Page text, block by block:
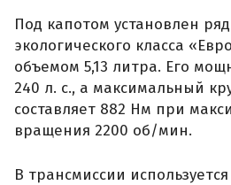
Под капотом установлен
экологического класса
объемом 5,13 литра. Его
240 л. с., а максимальный
составляет 882 Нм при
вращения 2200 об/мин.
В трансмиссии